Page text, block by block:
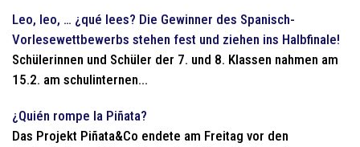
Leo, leo, … ¿qué lees? Die Gewinner des Spanisch-
Vorlesewettbewerbs stehen fest und ziehen ins Halbfinale!
Schülerinnen und Schüler der 7. und 8. Klassen nahmen am
15.2. am schulinternen...
¿Quién rompe la Piñata?
Das Projekt Piñata&Co endete am Freitag vor den